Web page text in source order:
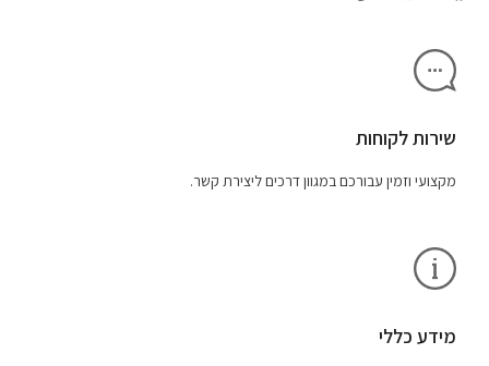
שירות לקוחות
מקצועי וזמין עבורכם במגוון דרכים ליצירת קשר.
מידע כללי